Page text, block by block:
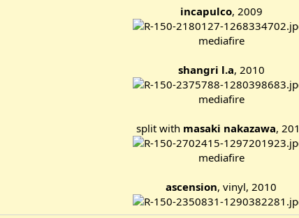
incapulco, 2009
mediafire
shangri l.a, 2010
mediafire
split with masaki nakazawa,
mediafire
ascension, vinyl, 2010